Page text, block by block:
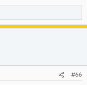
#66